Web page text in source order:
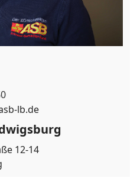
lb.de
12-14